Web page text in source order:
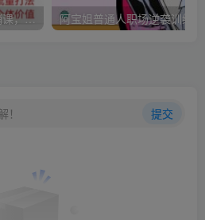
张琦2025年超级流量营销课，IP+AI搞定生意，开启AI增收路径 直击业绩难题 拆解流量打法 放大个体价值 阿宝姐普通人职场逆袭训练营
提交